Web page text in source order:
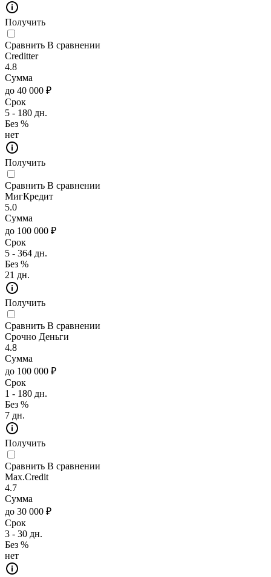
Получить
Сравнить В сравнении
Creditter
4.8
Сумма
до 40 000 ₽
Срок
5 - 180 дн.
Без %
нет
Получить
Сравнить В сравнении
МигКредит
5.0
Сумма
до 100 000 ₽
Срок
5 - 364 дн.
Без %
21 дн.
Получить
Сравнить В сравнении
Срочно Деньги
4.8
Сумма
до 100 000 ₽
Срок
1 - 180 дн.
Без %
7 дн.
Получить
Сравнить В сравнении
Max.Credit
4.7
Сумма
до 30 000 ₽
Срок
3 - 30 дн.
Без %
нет